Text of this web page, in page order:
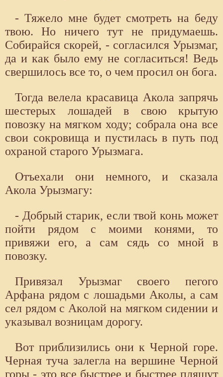
- Тяжело мне будет смотреть на беду
твою. Но ничего тут не придумаешь.
Собирайся скорей, - согласился Урызмаг,
да и как было ему не согласиться! Ведь
свершилось все то, о чем просил он бога.
Тогда велела красавица Акола запрячь
шестерых лошадей в свою крытую
повозку на мягком ходу; собрала она все
свои сокровища и пустилась в путь под
охраной старого Урызмага.
Отъехали они немного, и сказала
Акола Урызмагу:
- Добрый старик, если твой конь может
пойти рядом с моими конями, то
привяжи его, а сам сядь со мной в
повозку.
Привязал Урызмаг своего пегого
Арфана рядом с лошадьми Аколы, а сам
сел рядом с Аколой на мягком сидении и
указывал возницам дорогу.
Вот приблизились они к Черной горе.
Черная туча залегла на вершине Черной
горы - это все быстрее и быстрее пляшут